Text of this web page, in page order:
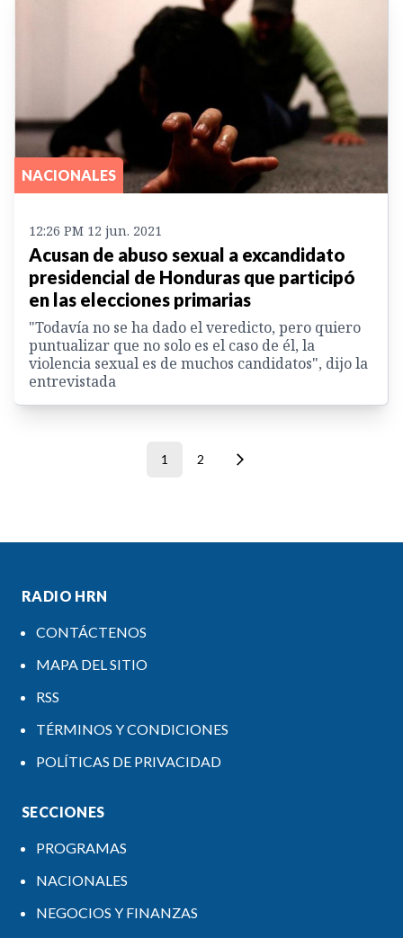
NACIONALES
12:26 PM 12 jun. 2021
Acusan de abuso sexual a excandidato
presidencial de Honduras que participó
en las elecciones primarias
"Todavía no se ha dado el veredicto, pero quiero
puntualizar que no solo es el caso de él, la
violencia sexual es de muchos candidatos", dijo la
entrevistada
1 2
RADIO HRN
CONTÁCTENOS
MAPA DEL SITIO
RSS
TÉRMINOS Y CONDICIONES
POLÍTICAS DE PRIVACIDAD
SECCIONES
PROGRAMAS
NACIONALES
NEGOCIOS Y FINANZAS